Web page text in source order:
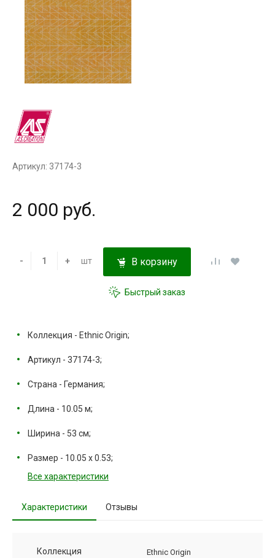
Артикул: 37174-3
2 000 руб.
- + шт В корзину
Быстрый заказ
Коллекция - Ethnic Origin;
Артикул - 37174-3;
Страна - Германия;
Длина - 10.05 м;
Ширина - 53 см;
Размер - 10.05 х 0.53;
Все характеристики
Характеристики Отзывы
Коллекция Ethnic Origin